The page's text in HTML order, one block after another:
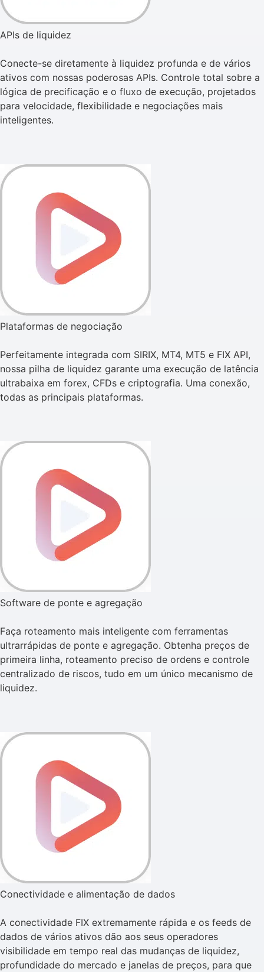
APIs de liquidez
Conecte-se diretamente à liquidez profunda e de vários
ativos com nossas poderosas APIs. Controle total sobre a
lógica de precificação e o fluxo de execução, projetados
para velocidade, flexibilidade e negociações mais
inteligentes.
Plataformas de negociação
Perfeitamente integrada com SIRIX, MT4, MT5 e FIX API,
nossa pilha de liquidez garante uma execução de latência
ultrabaixa em forex, CFDs e criptografia. Uma conexão,
todas as principais plataformas.
Software de ponte e agregação
Faça roteamento mais inteligente com ferramentas
ultrarrápidas de ponte e agregação. Obtenha preços de
primeira linha, roteamento preciso de ordens e controle
centralizado de riscos, tudo em um único mecanismo de
liquidez.
Conectividade e alimentação de dados
A conectividade FIX extremamente rápida e os feeds de
dados de vários ativos dão aos seus operadores
visibilidade em tempo real das mudanças de liquidez,
profundidade do mercado e janelas de preços, para que